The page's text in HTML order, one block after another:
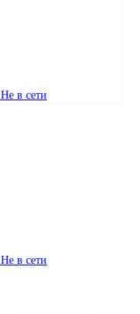
Не в сети
Не в сети